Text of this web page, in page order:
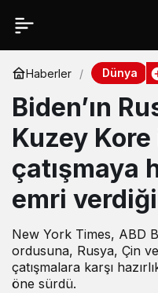
Haberler Dünya
Biden’ın
Kuzey
çatışmaya
emri
New York Times, ABD
ordusuna, Rusya, Çin
çatışmalara karşı
öne sürdü.